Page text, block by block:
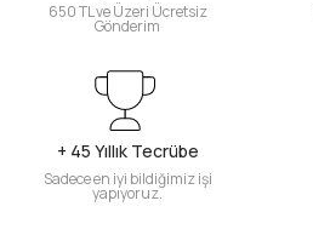
650 TL ve Üzeri Ücretsiz
Gönderim
+ 45 Yıllık Tecrübe
Sadece en iyi bildiğimiz işi
yapıyoruz.